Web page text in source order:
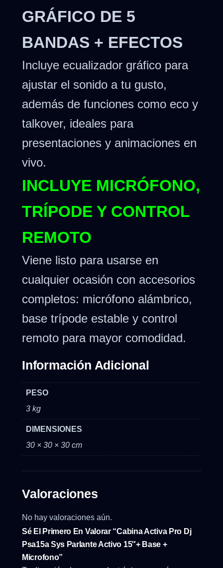
GRÁFICO DE 5
BANDAS + EFECTOS
Incluye ecualizador gráfico para
ajustar el sonido a tu gusto,
además de funciones como eco y
talkover, ideales para
presentaciones y animaciones en
vivo.
INCLUYE MICRÓFONO,
TRÍPODE Y CONTROL
REMOTO
Viene listo para usarse en
cualquier ocasión con accesorios
completos: micrófono alámbrico,
base trípode estable y control
remoto para mayor comodidad.
Información Adicional
PESO
3 kg
DIMENSIONES
30 × 30 × 30 cm
Valoraciones
No hay valoraciones aún.
Sé El Primero En Valorar “Cabina Activa Pro Dj
Psa15a Sys Parlante Activo 15″+ Base +
Microfono”